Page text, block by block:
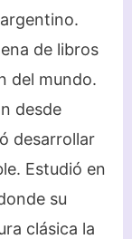
de libros
del mundo.
desde
desarrollar
Estudió en
su
clásica la